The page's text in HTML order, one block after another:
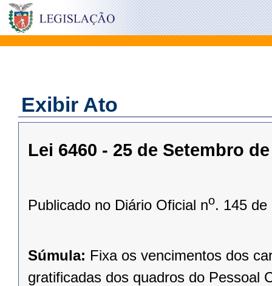
Exibir Ato
Lei 6460 - 25 de Setembro
Publicado no Diário Oficial no. 145 de
Súmula: Fixa os vencimentos dos
gratificadas dos quadros do Pessoal